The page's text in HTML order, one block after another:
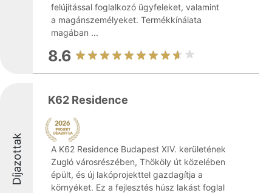
felújítással foglalkozó ügyfeleket, valamint
a magánszemélyeket. Termékkínálata
magában ...
8.6
Díjazottak
K62 Residence
A K62 Residence Budapest XIV. kerületének
Zugló városrészében, Thököly út közelében
épült, és új lakóprojekttel gazdagítja a
környéket. Ez a fejlesztés húsz lakást foglal